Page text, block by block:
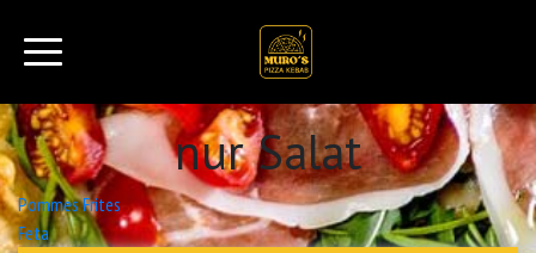
nur Salat
Beitrags-
Pommes Frites
Feta